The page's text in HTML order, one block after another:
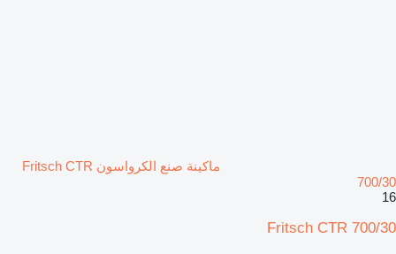
ماكينة صنع الكرواسون Fritsch CTR
700/30
16
Fritsch CTR 700/30